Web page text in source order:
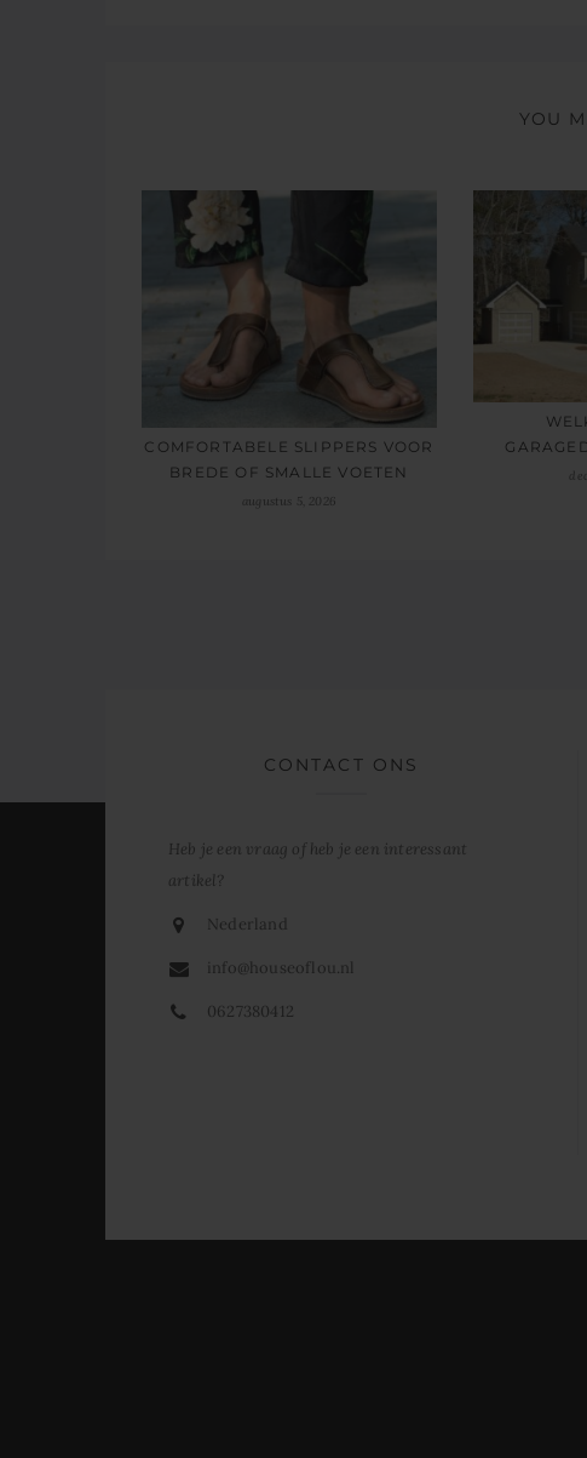
YOU
COMFORTABELE SLIPPERS VOOR
BREDE OF SMALLE VOETEN
augustus 5, 2026
CONTACT ONS
Heb je een vraag of heb je een interessant
artikel?
Nederland
info@houseoflou.nl
0627380412